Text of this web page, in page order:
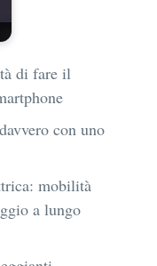
di fare il
con uno
mobilità
a lungo